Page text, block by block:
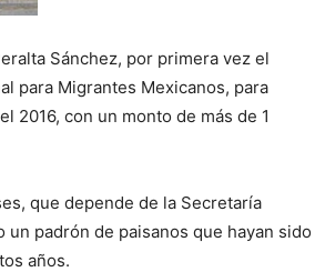
Sánchez, por primera vez el
para Migrantes Mexicanos, para
2016, con un monto de más de 1
que depende de la Secretaría
padrón de paisanos que hayan sido
años.